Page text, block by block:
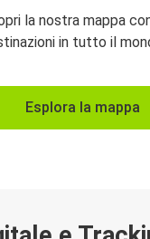
la nostra mappa
in tutto il
Esplora la mappa